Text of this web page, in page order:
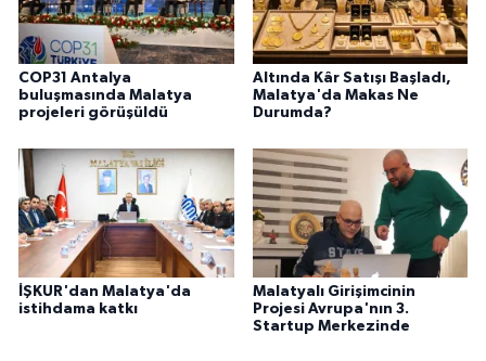
COP31 Antalya
buluşmasında Malatya
projeleri görüşüldü
Altında Kâr Satışı Başladı,
Malatya'da Makas Ne
Durumda?
İŞKUR'dan Malatya'da
istihdama katkı
Malatyalı Girişimcinin
Projesi Avrupa'nın 3.
Startup Merkezinde